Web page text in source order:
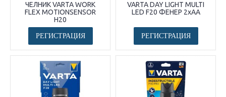
ЧЕЛНИК VARTA WORK
FLEX MOTIONSENSOR
H20
РЕГИСТРАЦИЯ
VARTA DAY LIGHT MULTI
LED F20 ФЕНЕР 2xAA
РЕГИСТРАЦИЯ